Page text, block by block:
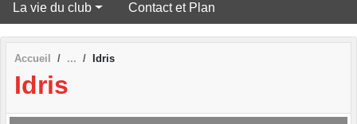
La vie du club Contact et Plan
Accueil Idris
Idris